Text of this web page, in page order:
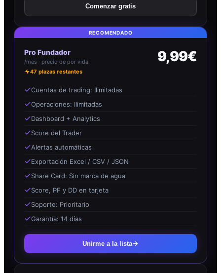
Comenzar gratis
RECOMENDADO
Pro Fundador
/mes · precio de por vida
47 plazas restantes
9,99€
Cuentas de trading: Ilimitadas
Operaciones: Ilimitadas
Dashboard + Analytics
Score del Trader
Alertas automáticas
Exportación Excel / CSV / JSON
Share Card: Sin marca de agua
Score, PF y DD en tarjeta
Soporte: Prioritario
Garantía: 14 días
Unirme a la lista